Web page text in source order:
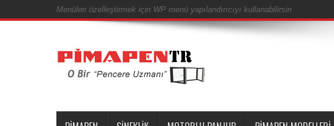
Menüleri özelleştirmek için WP menü yapılandırıcıyı kullanabilirsin